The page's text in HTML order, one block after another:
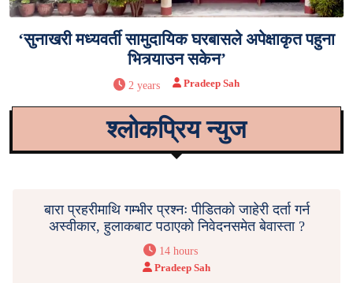
‘सुनाखरी मध्यवर्ती सामुदायिक घरबासले अपेक्षाकृत पहुना
भित्र्याउन सकेन’
2 years Pradeep Sah
श्लोकप्रिय न्युज
बारा प्रहरीमाथि गम्भीर प्रश्नः पीडितको जाहेरी दर्ता गर्न
अस्वीकार, हुलाकबाट पठाएको निवेदनसमेत बेवास्ता ?
14 hours
Pradeep Sah